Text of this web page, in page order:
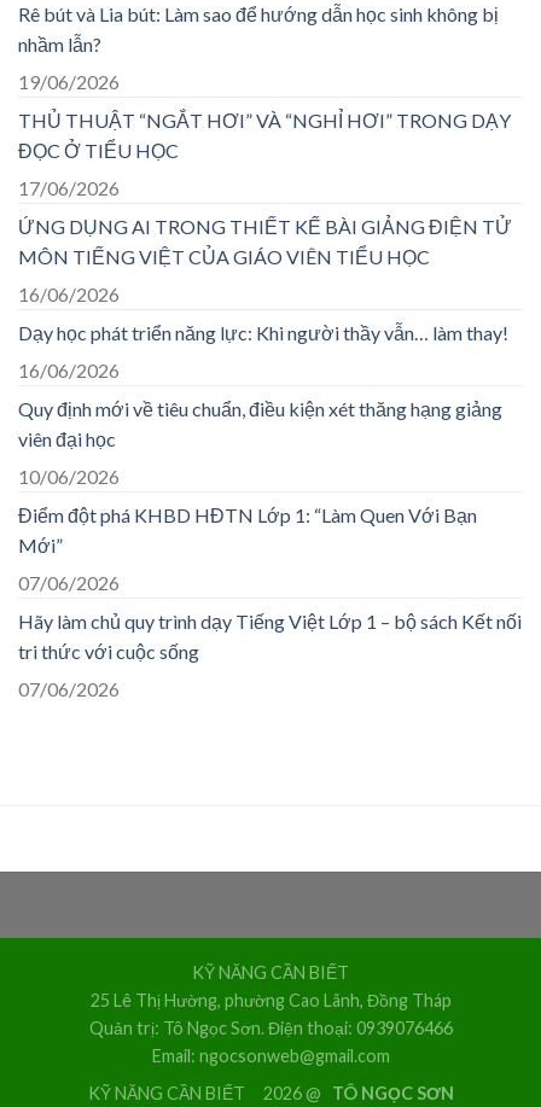
Rê bút và Lia bút: Làm sao để hướng dẫn học sinh không bị
nhầm lẫn?
19/06/2026
THỦ THUẬT “NGẮT HƠI” VÀ “NGHỈ HƠI” TRONG DẠY
ĐỌC Ở TIỂU HỌC
17/06/2026
ỨNG DỤNG AI TRONG THIẾT KẾ BÀI GIẢNG ĐIỆN TỬ
MÔN TIẾNG VIỆT CỦA GIÁO VIÊN TIỂU HỌC
16/06/2026
Dạy học phát triển năng lực: Khi người thầy vẫn… làm thay!
16/06/2026
Quy định mới về tiêu chuẩn, điều kiện xét thăng hạng giảng
viên đại học
10/06/2026
Điểm đột phá KHBD HĐTN Lớp 1: “Làm Quen Với Bạn
Mới”
07/06/2026
Hãy làm chủ quy trình dạy Tiếng Việt Lớp 1 – bộ sách Kết nối
tri thức với cuộc sống
07/06/2026
KỸ NĂNG CẦN BIẾT
25 Lê Thị Hường, phường Cao Lãnh, Đồng Tháp
Quản trị: Tô Ngọc Sơn. Điện thoại: 0939076466
Email: ngocsonweb@gmail.com
KỸ NĂNG CẦN BIẾT 2026 @ TÔ NGỌC SƠN